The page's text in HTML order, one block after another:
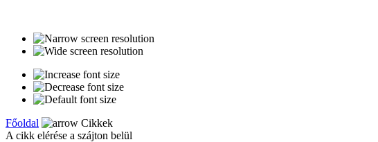
Főoldal
Cikkek
A cikk elérése a szájton belül